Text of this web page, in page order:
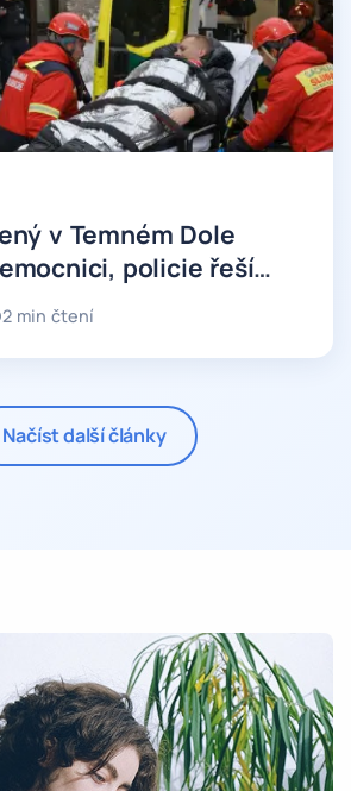
v Temném Dole
policie řeší
2 min čtení
Načíst další články